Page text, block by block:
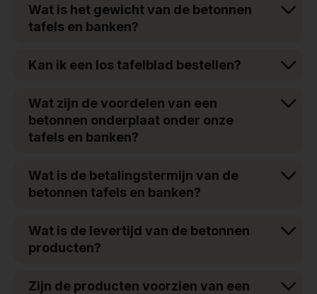
Wat is het gewicht van de betonnen
tafels en banken?
Kan ik een los tafelblad bestellen?
Wat zijn de voordelen van een
betonnen onderplaat onder onze
tafels en banken?
Wat is de betalingstermijn van de
betonnen tafels en banken?
Wat is de levertijd van de betonnen
producten?
Zijn de producten voorzien van een